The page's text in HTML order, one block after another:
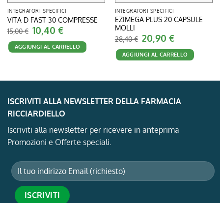
INTEGRATORI SPECIFICI
VITA D FAST 30 COMPRESSE
15,00€ Il
prezzo
originale
era:
15,00 €.
10,40 €Il
prezzo
attuale
è:
10,40 €.
AGGIUNGI AL CARRELLO
INTEGRATORI SPECIFICI
EZIMEGA PLUS 20 CAPSULE
MOLLI
28,40€ Il
prezzo
originale
era:
28,40 €.
20,90 €Il
prezzo
attuale
è:
20,90 €.
AGGIUNGI AL CARRELLO
ISCRIVITI ALLA NEWSLETTER DELLA FARMACIA
RICCIARDIELLO
Iscriviti alla newsletter per ricevere in anteprima
Promozioni e Offerte speciali.